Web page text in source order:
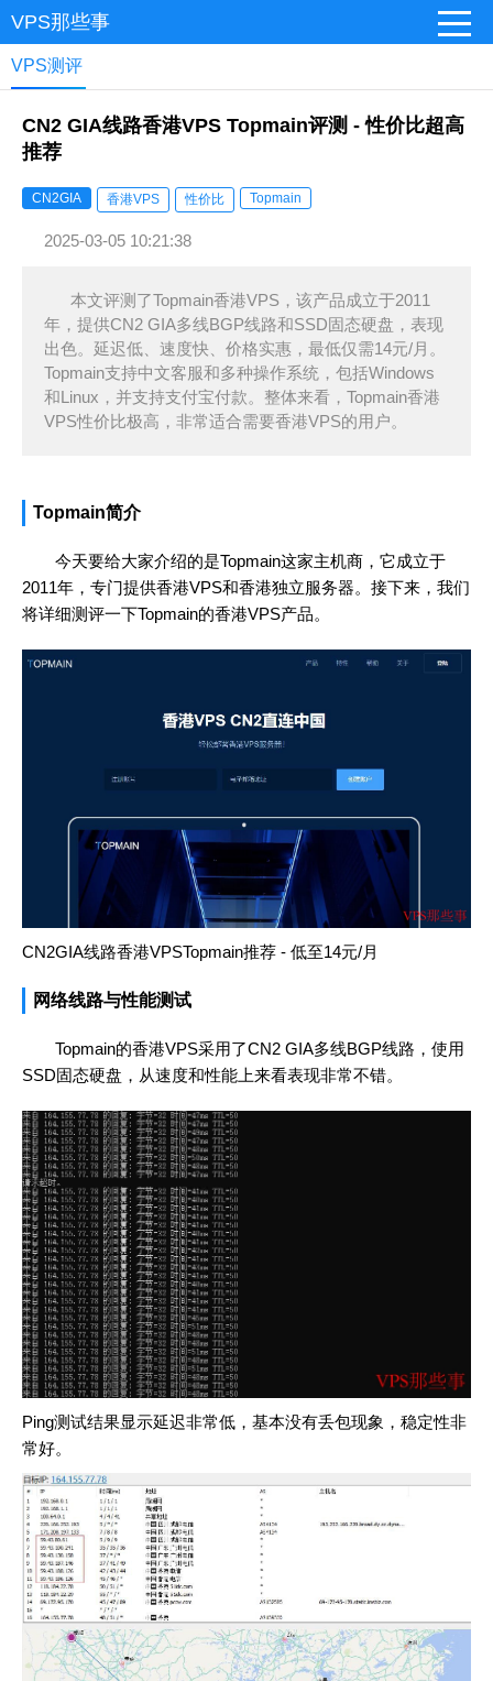
VPS那些事
VPS测评
CN2 GIA线路香港VPS Topmain评测 - 性价比超高
推荐
CN2GIA 香港VPS 性价比 Topmain
2025-03-05 10:21:38
本文评测了Topmain香港VPS，该产品成立于2011
年，提供CN2 GIA多线BGP线路和SSD固态硬盘，表现
出色。延迟低、速度快、价格实惠，最低仅需14元/月。
Topmain支持中文客服和多种操作系统，包括Windows
和Linux，并支持支付宝付款。整体来看，Topmain香港
VPS性价比极高，非常适合需要香港VPS的用户。
Topmain简介
今天要给大家介绍的是Topmain这家主机商，它成立于
2011年，专门提供香港VPS和香港独立服务器。接下来，我们
将详细测评一下Topmain的香港VPS产品。
CN2GIA线路香港VPSTopmain推荐 - 低至14元/月
网络线路与性能测试
Topmain的香港VPS采用了CN2 GIA多线BGP线路，使用
SSD固态硬盘，从速度和性能上来看表现非常不错。
Ping测试结果显示延迟非常低，基本没有丢包现象，稳定性非
常好。